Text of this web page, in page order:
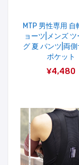
MTP 男性専用 自
ョーツ|メンズ ツ
グ 夏 パンツ|両側
ポケット
¥4,480